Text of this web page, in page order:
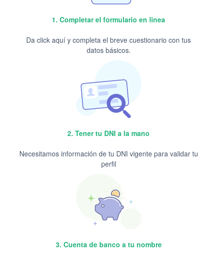
1. Completar el formulario en linea
Da click aquí y completa el breve cuestionario con tus
datos básicos.
2. Tener tu DNI a la mano
Necesitamos información de tu DNI vigente para validar tu
perfil
3. Cuenta de banco a tu nombre